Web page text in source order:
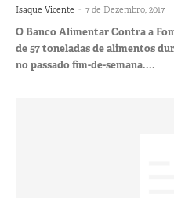
Isaque Vicente - 7 de Dezembro, 2017
O Banco Alimentar Contra a
de 57 toneladas de alimentos
no passado fim-de-semana....